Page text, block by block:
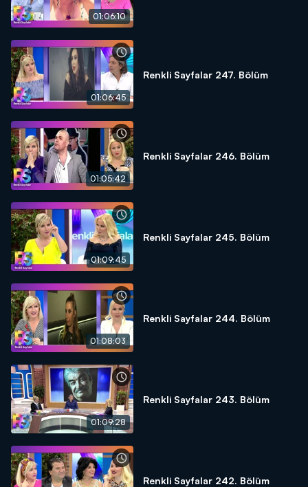
01:06:10
01:06:45
Renkli Sayfalar 247. Bölüm
01:05:42
Renkli Sayfalar 246. Bölüm
01:09:45
Renkli Sayfalar 245. Bölüm
01:08:03
Renkli Sayfalar 244. Bölüm
01:09:28
Renkli Sayfalar 243. Bölüm
Renkli Sayfalar 242. Bölüm